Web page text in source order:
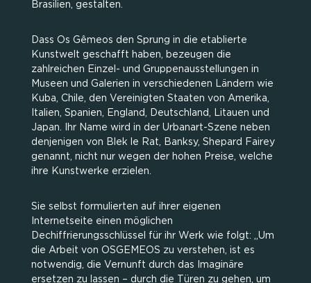
Brasilien, gestalten.
Dass Os Gêmeos den Sprung in die etablierte
Kunstwelt geschafft haben, bezeugen die
zahlreichen Einzel- und Gruppenausstellungen in
Museen und Galerien in verschiedenen Ländern wie
Kuba, Chile, den Vereinigten Staaten von Amerika,
Italien, Spanien, England, Deutschland, Litauen und
Japan. Ihr Name wird in der Urbanart-Szene neben
denjenigen von Blek le Rat, Banksy, Shepard Fairey
genannt, nicht nur wegen der hohen Preise, welche
ihre Kunstwerke erzielen.
Sie selbst formulierten auf ihrer eigenen
Internetseite einen möglichen
Dechiffrierungsschlüssel für ihr Werk wie folgt: „Um
die Arbeit von OSGEMEOS zu verstehen, ist es
notwendig, die Vernunft durch das Imaginäre
ersetzen zu lassen – durch die Türen zu gehen, um